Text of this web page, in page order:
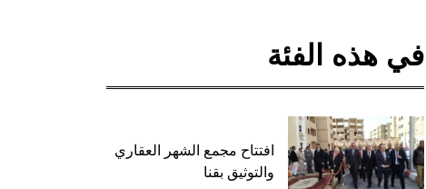
في هذه الفئة
افتتاح مجمع الشهر العقاري
والتوثيق بقنا